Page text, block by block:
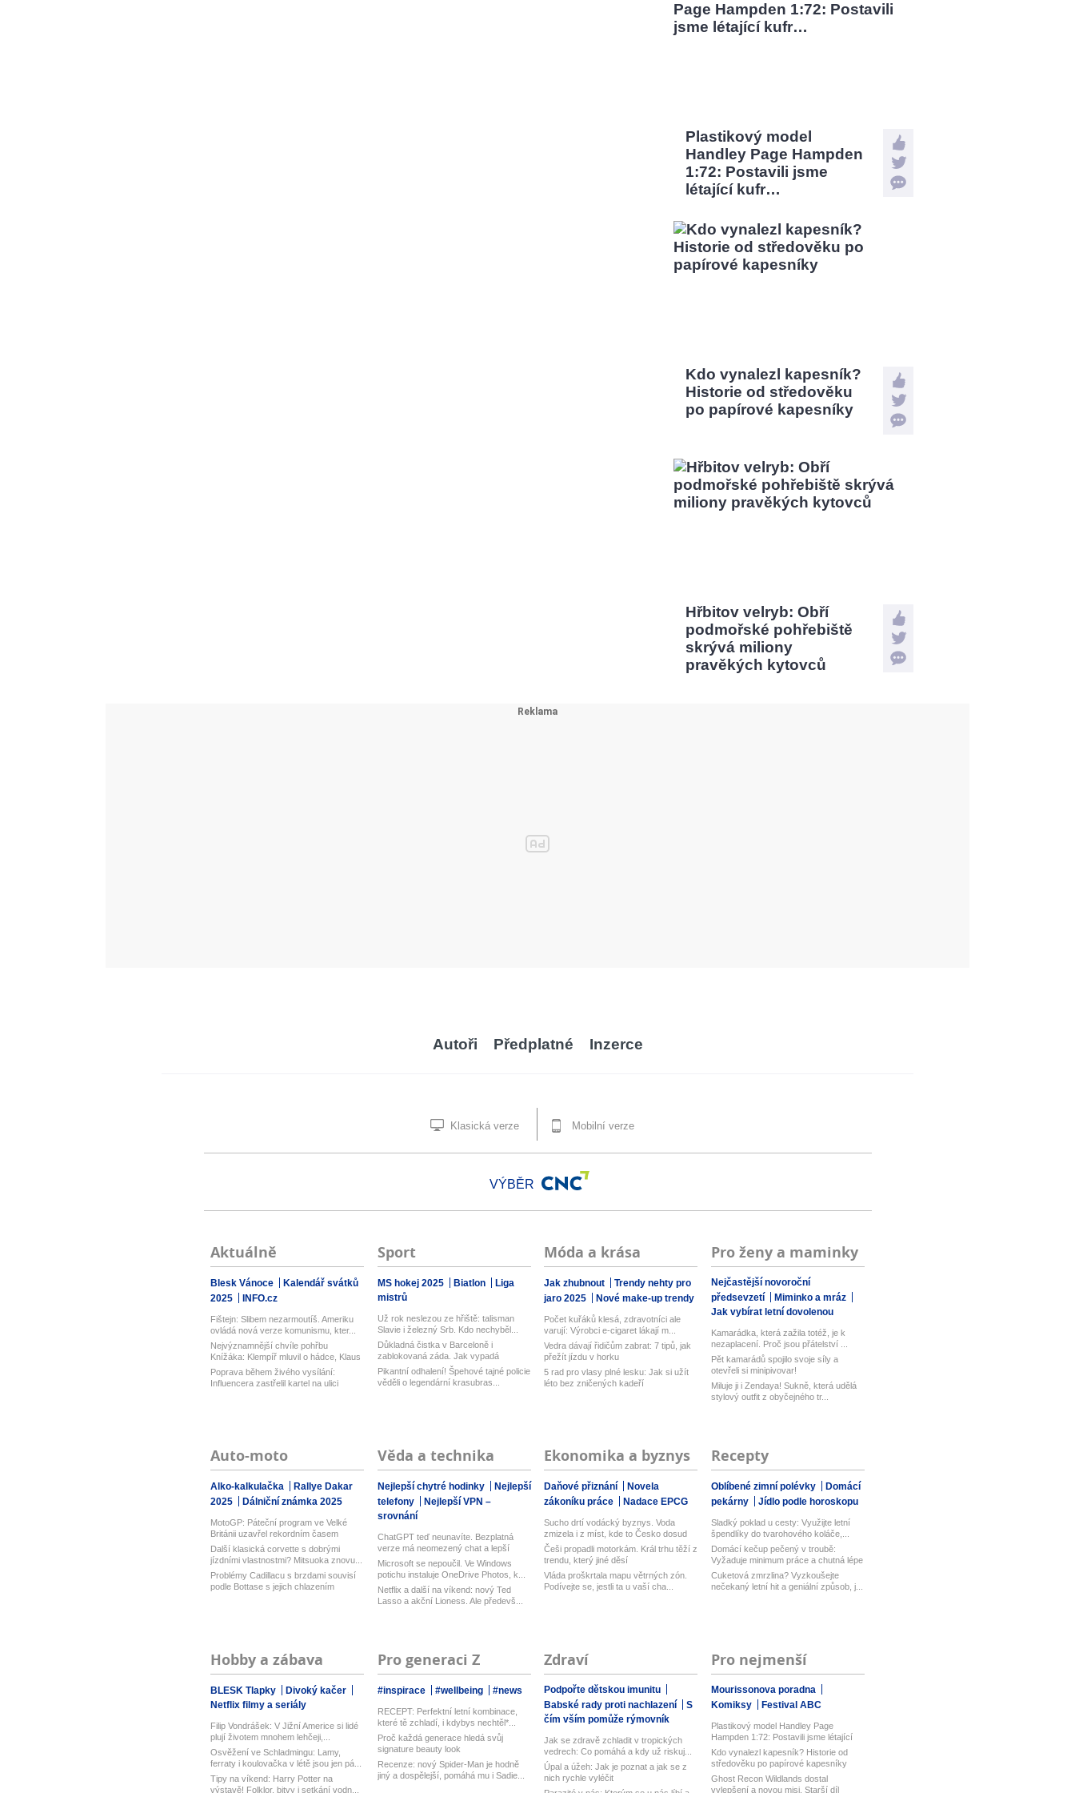
Plastikový model
Handley Page Hampden
1:72: Postavili jsme
létající kufr…
Kdo vynalezl kapesník?
Historie od středověku
po papírové kapesníky
Hřbitov velryb: Obří
podmořské pohřebiště
skrývá miliony
pravěkých kytovců
Autoři Předplatné Inzerce
Klasická verze Mobilní verze
VÝBĚR
Aktuálně
Blesk Vánoce
Kalendář svátků
2025
INFO.cz
Fištejn: Slibem nezarmoutíš. Ameriku
ovládá nová verze komunismu, kter...
Nejvýznamnější chvíle pohřbu
Knížáka: Klempíř mluvil o hádce, Klaus
vz...
Poprava během živého vysílání:
Influencera zastřelil kartel na ulici
Sport
MS hokej 2025 Biatlon
Liga
mistrů
Už rok neslezou ze hřiště: talisman
Slavie i železný Srb. Kdo nechyběl...
Důkladná čistka v Barceloně i
zablokovaná záda. Jak vypadá
hektické lé...
Pikantní odhalení! Špehové tajné policie
věděli o legendární krasubras...
Móda a krása
Jak zhubnout
Trendy nehty pro
jaro 2025
Nové make-up trendy
Počet kuřáků klesá, zdravotníci ale
varují: Výrobci e-cigaret lákají m...
Vedra dávají řidičům zabrat: 7 tipů, jak
přežít jízdu v horku
5 rad pro vlasy plné lesku: Jak si užít
léto bez zničených kadeří
Pro ženy a maminky
Nejčastější novoroční
předsevzetí
Miminko a mráz
Jak vybírat letní dovolenou
Kamarádka, která zažila totéž, je k
nezaplacení. Proč jsou přátelství ...
Pět kamarádů spojilo svoje síly a
otevřeli si minipivovar!
Miluje ji i Zendaya! Sukně, která udělá
stylový outfit z obyčejného tr...
Auto-moto
Alko-kalkulačka
Rallye Dakar
2025
Dálniční známka 2025
MotoGP: Páteční program ve Velké
Británii uzavřel rekordním časem
Bezz...
Další klasická corvette s dobrými
jízdními vlastnostmi? Mitsuoka znovu...
Problémy Cadillacu s brzdami souvisí
podle Bottase s jejich chlazením
Věda a technika
Nejlepší chytré hodinky
Nejlepší
telefony
Nejlepší VPN –
srovnání
ChatGPT teď neunavíte. Bezplatná
verze má neomezený chat a lepší
model...
Microsoft se nepoučil. Ve Windows
potichu instaluje OneDrive Photos, k...
Netflix a další na víkend: nový Ted
Lasso a akční Lioness. Ale předevš...
Ekonomika a byznys
Daňové přiznání
Novela
zákoníku práce
Nadace EPCG
Sucho drtí vodácký byznys. Voda
zmizela i z míst, kde to Česko dosud
n...
Češi propadli motorkám. Král trhu těží z
trendu, který jiné děsí
Vláda proškrtala mapu větrných zón.
Podívejte se, jestli ta u vaší cha...
Recepty
Oblíbené zimní polévky
Domácí
pekárny
Jídlo podle horoskopu
Sladký poklad u cesty: Využijte letní
špendlíky do tvarohového koláče,...
Domácí kečup pečený v troubě:
Vyžaduje minimum práce a chutná lépe
než...
Cuketová zmrzlina? Vyzkoušejte
nečekaný letní hit a geniální způsob, j...
Hobby a zábava
BLESK Tlapky
Divoký kačer
Netflix filmy a seriály
Filip Vondrášek: V Jižní Americe si lidé
plují životem mnohem lehčeji,...
Osvěžení ve Schladmingu: Lamy,
ferraty i koulovačka v létě jsou jen pá...
Tipy na víkend: Harry Potter na
výstavě! Folklor, bitvy i setkání vodn...
Pro generaci Z
#inspirace #wellbeing #news
RECEPT: Perfektní letní kombinace,
které tě zchladí, i kdybys nechtěl*...
Proč každá generace hledá svůj
signature beauty look
Recenze: nový Spider-Man je hodně
jiný a dospělejší, pomáhá mu i Sadie...
Zdraví
Podpořte dětskou imunitu
Babské rady proti nachlazení
S
čím vším pomůže rýmovník
Jak se zdravě zchladit v tropických
vedrech: Co pomáhá a kdy už riskuj...
Úpal a úžeh: Jak je poznat a jak se z
nich rychle vyléčit
Pro nejmenší
Mourissonova poradna
Komiksy
Festival ABC
Plastikový model Handley Page
Hampden 1:72: Postavili jsme létající
ku...
Kdo vynalezl kapesník? Historie od
středověku po papírové kapesníky
Ghost Recon Wildlands dostal
vylepšení a novou misi. Starší díl